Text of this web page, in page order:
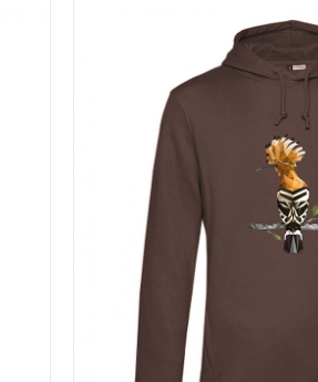
variantes.
Las
opciones
se
elegir
página
producto